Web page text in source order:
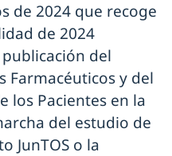
de 2024 que recoge
de 2024
del
Farmacéuticos y del
los Pacientes en la
del estudio de
JunTOS o la